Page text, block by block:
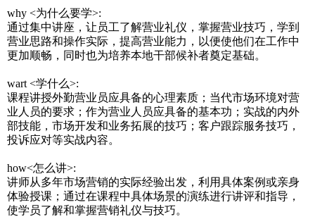
why <为什么要学>:
通过集中讲座，让员工了解营业礼仪，掌握营业技巧，学到
营业思路和操作实际，提高营业能力，以便使他们在工作中
更加顺畅，同时也为培养本地干部候补者奠定基础。
wart <学什么>:
课程讲授外勤营业员应具备的心理素质；当代市场环境对营
业人员的要求；作为营业人员应具备的基本功；实战的内外
部技能，市场开发和业务拓展的技巧；客户跟踪服务技巧，
投诉应对等实战内容。
how<怎么讲>:
讲师从多年市场营销的实际经验出发，利用具体案例或亲身
体验授课；通过在课程中具体场景的演练进行讲评和指导，
使学员了解和掌握营销礼仪与技巧。